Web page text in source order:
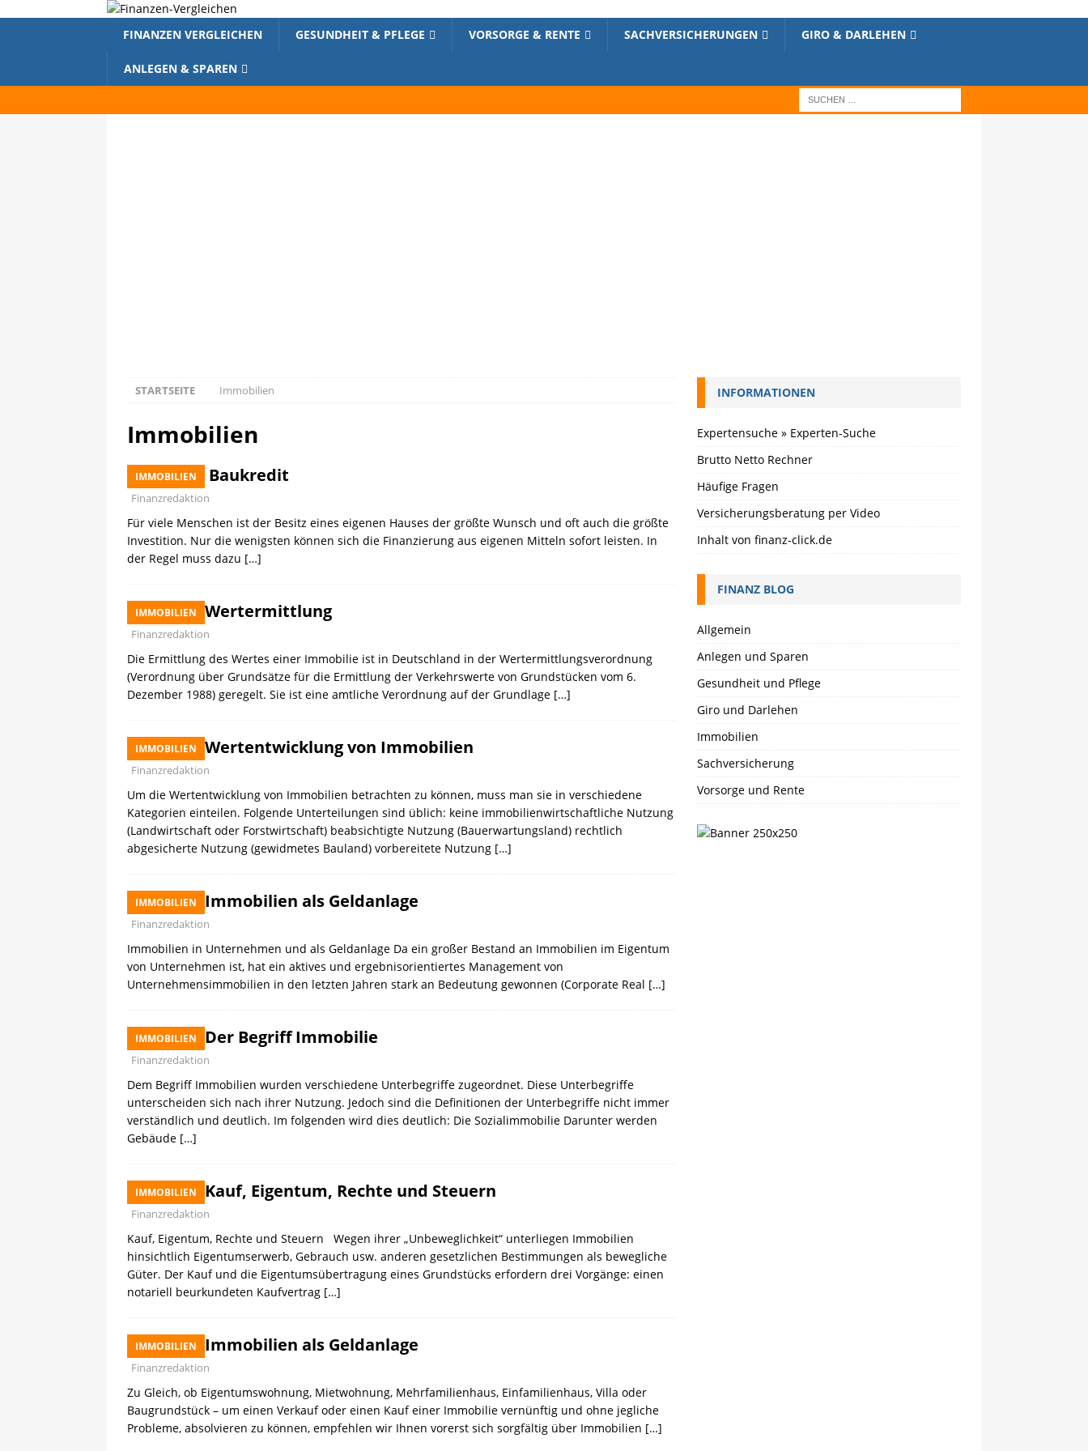
FINANZEN VERGLEICHEN GESUNDHEIT & PFLEGE VORSORGE & RENTE SACHVERSICHERUNGEN GIRO & DARLEHEN
ANLEGEN & SPAREN
STARTSEITE Immobilien
Immobilien
IMMOBILIEN Baukredit
Finanzredaktion
Für viele Menschen ist der Besitz eines eigenen Hauses der größte Wunsch und oft auch die größte
Investition. Nur die wenigsten können sich die Finanzierung aus eigenen Mitteln sofort leisten. In
der Regel muss dazu […]
IMMOBILIEN Wertermittlung
Finanzredaktion
Die Ermittlung des Wertes einer Immobilie ist in Deutschland in der Wertermittlungsverordnung
(Verordnung über Grundsätze für die Ermittlung der Verkehrswerte von Grundstücken vom 6.
Dezember 1988) geregelt. Sie ist eine amtliche Verordnung auf der Grundlage […]
IMMOBILIEN Wertentwicklung von Immobilien
Finanzredaktion
Um die Wertentwicklung von Immobilien betrachten zu können, muss man sie in verschiedene
Kategorien einteilen. Folgende Unterteilungen sind üblich: keine immobilienwirtschaftliche Nutzung
(Landwirtschaft oder Forstwirtschaft) beabsichtigte Nutzung (Bauerwartungsland) rechtlich
abgesicherte Nutzung (gewidmetes Bauland) vorbereitete Nutzung […]
IMMOBILIEN Immobilien als Geldanlage
Finanzredaktion
Immobilien in Unternehmen und als Geldanlage Da ein großer Bestand an Immobilien im Eigentum
von Unternehmen ist, hat ein aktives und ergebnisorientiertes Management von
Unternehmensimmobilien in den letzten Jahren stark an Bedeutung gewonnen (Corporate Real […]
IMMOBILIEN Der Begriff Immobilie
Finanzredaktion
Dem Begriff Immobilien wurden verschiedene Unterbegriffe zugeordnet. Diese Unterbegriffe
unterscheiden sich nach ihrer Nutzung. Jedoch sind die Definitionen der Unterbegriffe nicht immer
verständlich und deutlich. Im folgenden wird dies deutlich: Die Sozialimmobilie Darunter werden
Gebäude […]
IMMOBILIEN Kauf, Eigentum, Rechte und Steuern
Finanzredaktion
Kauf, Eigentum, Rechte und Steuern Wegen ihrer „Unbeweglichkeit“ unterliegen Immobilien
hinsichtlich Eigentumserwerb, Gebrauch usw. anderen gesetzlichen Bestimmungen als bewegliche
Güter. Der Kauf und die Eigentumsübertragung eines Grundstücks erfordern drei Vorgänge: einen
notariell beurkundeten Kaufvertrag […]
IMMOBILIEN Immobilien als Geldanlage
Finanzredaktion
Zu Gleich, ob Eigentumswohnung, Mietwohnung, Mehrfamilienhaus, Einfamilienhaus, Villa oder
Baugrundstück – um einen Verkauf oder einen Kauf einer Immobilie vernünftig und ohne jegliche
Probleme, absolvieren zu können, empfehlen wir Ihnen vorerst sich sorgfältig über Immobilien […]
INFORMATIONEN
Expertensuche » Experten-Suche
Brutto Netto Rechner
Häufige Fragen
Versicherungsberatung per Video
Inhalt von finanz-click.de
FINANZ BLOG
Allgemein
Anlegen und Sparen
Gesundheit und Pflege
Giro und Darlehen
Immobilien
Sachversicherung
Vorsorge und Rente